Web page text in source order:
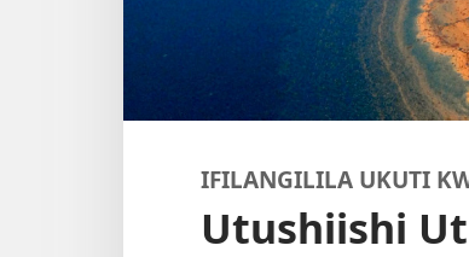
IFILANGILILA UKUTI
Utushiishi